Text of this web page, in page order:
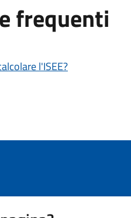
frequenti
l'ISEE?